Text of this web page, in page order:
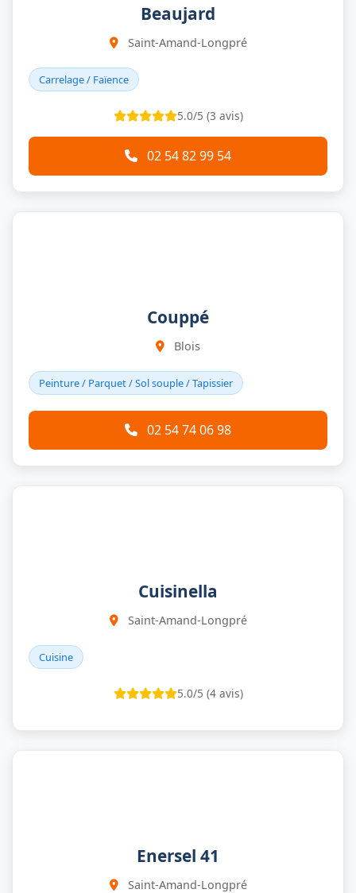
Beaujard
Saint-Amand-Longpré
Carrelage / Faïence
5.0/5 (3 avis)
02 54 82 99 54
Couppé
Blois
Peinture / Parquet / Sol souple / Tapissier
02 54 74 06 98
Cuisinella
Saint-Amand-Longpré
Cuisine
5.0/5 (4 avis)
Enersel 41
Saint-Amand-Longpré